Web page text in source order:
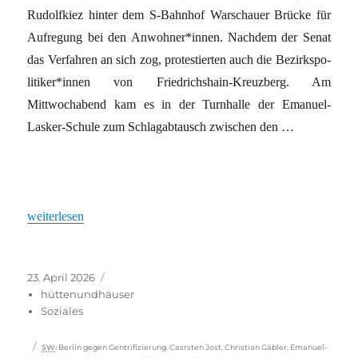
Rudolfkiez hinter dem S-Bahnhof Warschauer Brücke für
Aufregung bei den Anwohner*innen. Nachdem der Senat
das Verfahren an sich zog, protestierten auch die Be­zirks­po­
li­ti­ke­r*in­nen von Friedrichshain-Kreuzberg. Am
Mittwochabend kam es in der Turnhalle der Emanuel-
Lasker-Schule zum Schlagabtausch zwischen den …
„Der Kiez sagt nein“
weiterlesen
Veröffentlicht
am
23. April 2026
hüttenundhäuser
Soziales
Schlagwörter
SW: Berlin gegen Gentrifizierung ,Casrsten Jost ,Christian Gäbler Emanuel-